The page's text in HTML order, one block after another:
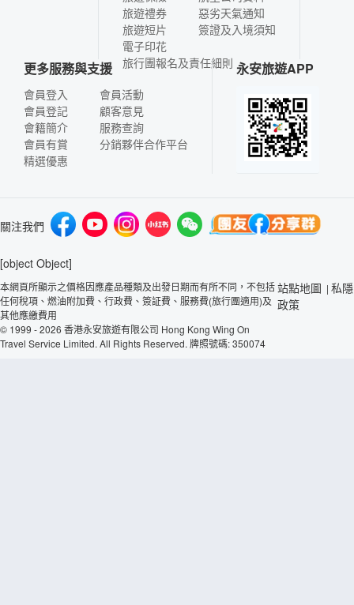
旅遊禮券
旅遊短片
電子印花
惡劣天氣通知
簽證及入境須知
旅行團報名及責任細則
更多服務與支援
會員登入
會員登記
會籍簡介
會員有賞
精選優惠
會員活動
顧客意見
服務查詢
分銷夥伴合作平台
永安旅遊APP
關注我們
[object Object]
本網頁所顯示之價格因應產品種類及出發日期而有所不同，不包括
任何稅項、燃油附加費、行政費、簽証費、服務費(旅行團適用)及
其他應繳費用
© 1999 - 2026 香港永安旅遊有限公司 Hong Kong Wing On
Travel Service Limited. All Rights Reserved. 牌照號碼: 350074
站點地圖 | 私隱
政策